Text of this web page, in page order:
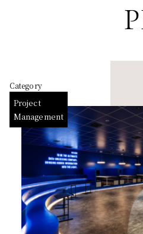
PROJECT
ABOUT US
BLOG
FAQ
Category
Project
Management